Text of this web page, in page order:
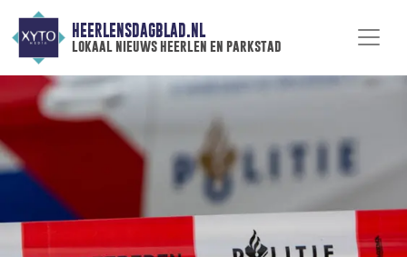
HEERLENSDAGBLAD.NL
lokaal nieuws heerlen en parkstad